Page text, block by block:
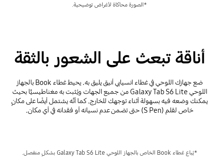
*الصورة محاكاة لأغراض توضيحية.
أناقة تبعث على الشعور بالثقة
ضع جهازك اللوحي في غطاء انسيابي أنيق يليق به. يحيط غطاء Book بالجهاز
اللوحي Galaxy Tab S6 Lite من جميع الجهات ويُثبت به مغناطيسيًّا بحيث
يمكنك وضعه فيه بسهولة أثناء توجهك للخارج. كما أنَّه يشتمل أيضًا على مكانٍ
خاص لقلم (S Pen) حتى تضمن عدم نسيانه أو فقدانه في أي مكان.
*يُباع غطاء Book الخاص بالجهاز اللوحي Galaxy Tab S6 Lite بشكلٍ منفصل.